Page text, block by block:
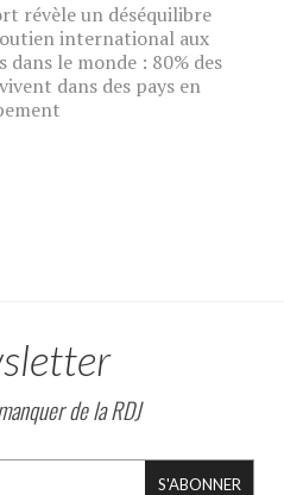
révèle un déséquilibre
international aux
dans le monde : 80% des
dans des pays en
de la RDJ
S'ABONNER